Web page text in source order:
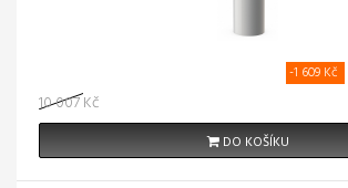
10 007 Kč
-1 609 Kč
DO KOŠÍKU